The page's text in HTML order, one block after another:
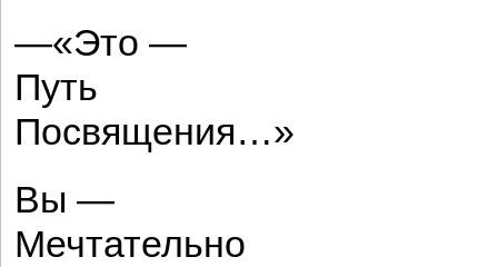
—«Это —
Путь
Посвящения…»
Вы —
Мечтательно